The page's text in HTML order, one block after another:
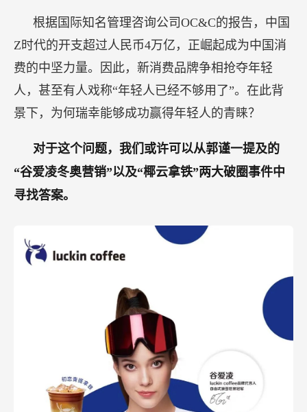
根据国际知名管理咨询公司OC&C的报告，中国
Z时代的开支超过人民币4万亿，正崛起成为中国消
费的中坚力量。因此，新消费品牌争相抢夺年轻
人，甚至有人戏称“年轻人已经不够用了”。在此背
景下，为何瑞幸能够成功赢得年轻人的青睐？
对于这个问题，我们或许可以从郭谨一提及的
“谷爱凌冬奥营销”以及“椰云拿铁”两大破圈事件中
寻找答案。